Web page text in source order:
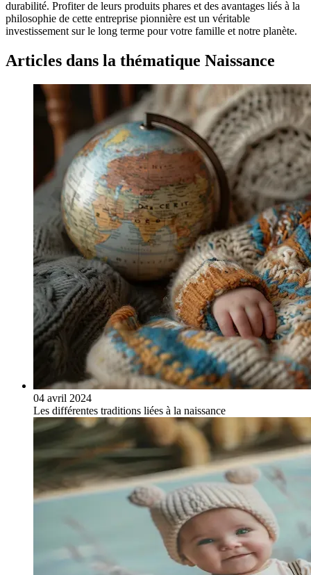
durabilité. Profiter de leurs produits phares et des avantages liés à la
philosophie de cette entreprise pionnière est un véritable
investissement sur le long terme pour votre famille et notre planète.
Articles dans la thématique Naissance
04 avril 2024
Les différentes traditions liées à la naissance